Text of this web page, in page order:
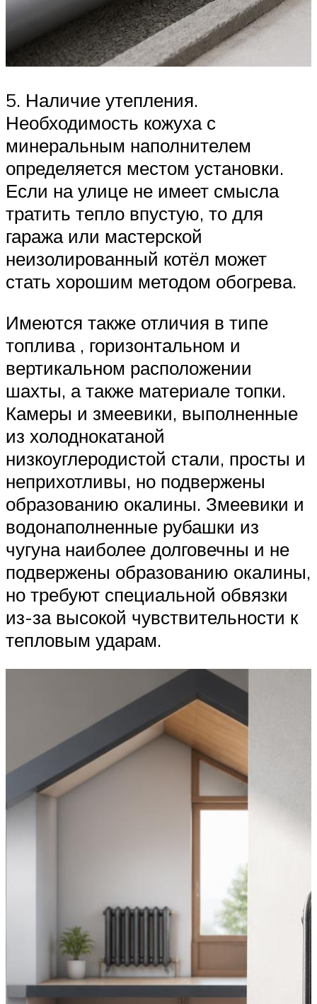
5. Наличие утепления.
Необходимость кожуха с
минеральным наполнителем
определяется местом установки.
Если на улице не имеет смысла
тратить тепло впустую, то для
гаража или мастерской
неизолированный котёл может
стать хорошим методом обогрева.
Имеются также отличия в типе
топлива , горизонтальном и
вертикальном расположении
шахты, а также материале топки.
Камеры и змеевики, выполненные
из холоднокатаной
низкоуглеродистой стали, просты и
неприхотливы, но подвержены
образованию окалины. Змеевики и
водонаполненные рубашки из
чугуна наиболее долговечны и не
подвержены образованию окалины,
но требуют специальной обвязки
из-за высокой чувствительности к
тепловым ударам.